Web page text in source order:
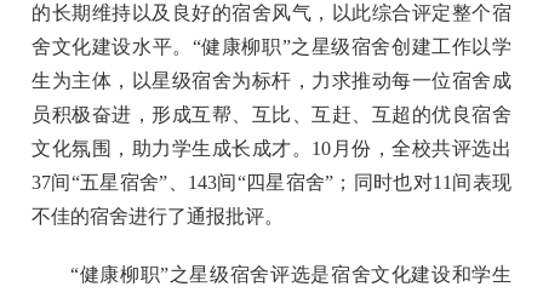
的长期维持以及良好的宿舍风气，以此综合评定整个宿
舍文化建设水平。“健康柳职”之星级宿舍创建工作以学
生为主体，以星级宿舍为标杆，力求推动每一位宿舍成
员积极奋进，形成互帮、互比、互赶、互超的优良宿舍
文化氛围，助力学生成长成才。10月份，全校共评选出
37间“五星宿舍”、143间“四星宿舍”；同时也对11间表现
不佳的宿舍进行了通报批评。
“健康柳职”之星级宿舍评选是宿舍文化建设和学生